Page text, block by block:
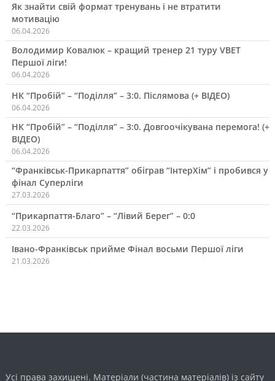
Як знайти свій формат тренувань і не втратити
мотивацію
06.04.2026
Володимир Ковалюк – кращий тренер 21 туру VBET
Першої ліги!
06.04.2026
НК “Пробій” – “Поділля” – 3:0. Післямова (+ ВІДЕО)
06.04.2026
НК “Пробій” – “Поділля” – 3:0. Довгоочікувана перемога! (+
ВІДЕО)
06.04.2026
“Франківськ-Прикарпаття” обіграв “ІнтерХім” і пробився у
фінал Суперліги
27.03.2026
“Прикарпаття-Благо” – “Лівий Берег” – 0:0
22.03.2026
Івано-Франківськ прийме Фінал восьми Першої ліги
21.03.2026
Усі права захищені. Матеріали (частина матеріалів) із сайту